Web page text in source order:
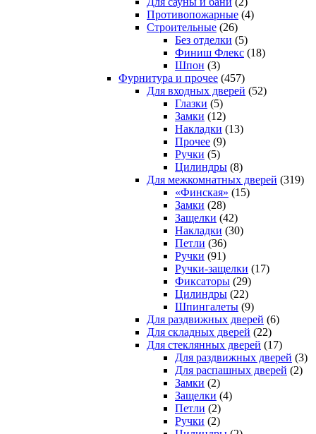
Противопожарные (4)
Строительные (26)
Без отделки (5)
Финиш Флекс (18)
Шпон (3)
Фурнитура и прочее (457)
Для входных дверей (52)
Глазки (5)
Замки (12)
Накладки (13)
Прочее (9)
Ручки (5)
Цилиндры (8)
Для межкомнатных дверей (319)
«Финская» (15)
Замки (28)
Защелки (42)
Накладки (30)
Петли (36)
Ручки (91)
Ручки-защелки (17)
Фиксаторы (29)
Цилиндры (22)
Шпингалеты (9)
Для раздвижных дверей (6)
Для складных дверей (22)
Для стеклянных дверей (17)
Для раздвижных дверей (3)
Для распашных дверей (2)
Замки (2)
Защелки (4)
Петли (2)
Ручки (2)